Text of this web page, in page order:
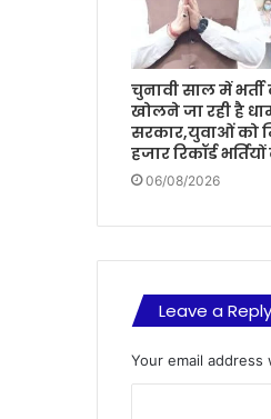
चुनावी साल में भर्ती
खोलने जा रही है
सरकार,युवाओं को
हजार रिकॉर्ड
06/08/2026
Leave a Reply
Your email